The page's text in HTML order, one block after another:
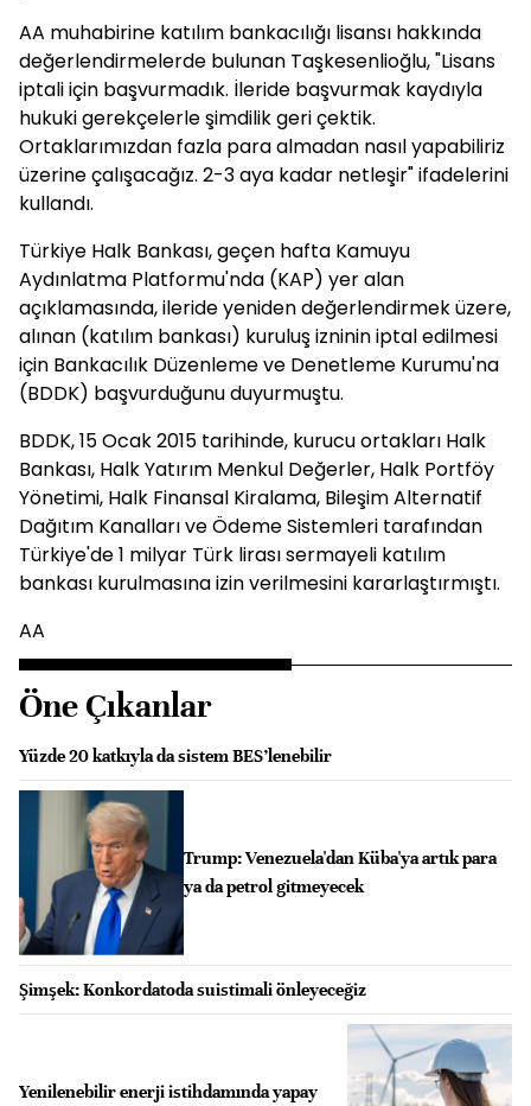
AA muhabirine katılım bankacılığı lisansı hakkında
değerlendirmelerde bulunan Taşkesenlioğlu, "Lisans
iptali için başvurmadık. İleride başvurmak kaydıyla
hukuki gerekçelerle şimdilik geri çektik.
Ortaklarımızdan fazla para almadan nasıl yapabiliriz
üzerine çalışacağız. 2-3 aya kadar netleşir" ifadelerini
kullandı.
Türkiye Halk Bankası, geçen hafta Kamuyu
Aydınlatma Platformu'nda (KAP) yer alan
açıklamasında, ileride yeniden değerlendirmek üzere,
alınan (katılım bankası) kuruluş izninin iptal edilmesi
için Bankacılık Düzenleme ve Denetleme Kurumu'na
(BDDK) başvurduğunu duyurmuştu.
BDDK, 15 Ocak 2015 tarihinde, kurucu ortakları Halk
Bankası, Halk Yatırım Menkul Değerler, Halk Portföy
Yönetimi, Halk Finansal Kiralama, Bileşim Alternatif
Dağıtım Kanalları ve Ödeme Sistemleri tarafından
Türkiye'de 1 milyar Türk lirası sermayeli katılım
bankası kurulmasına izin verilmesini kararlaştırmıştı.
AA
Öne Çıkanlar
Yüzde 20 katkıyla da sistem BES’lenebilir
Trump: Venezuela'dan Küba'ya artık para
ya da petrol gitmeyecek
Şimşek: Konkordatoda suistimali önleyeceğiz
Yenilenebilir enerji istihdamında yapay